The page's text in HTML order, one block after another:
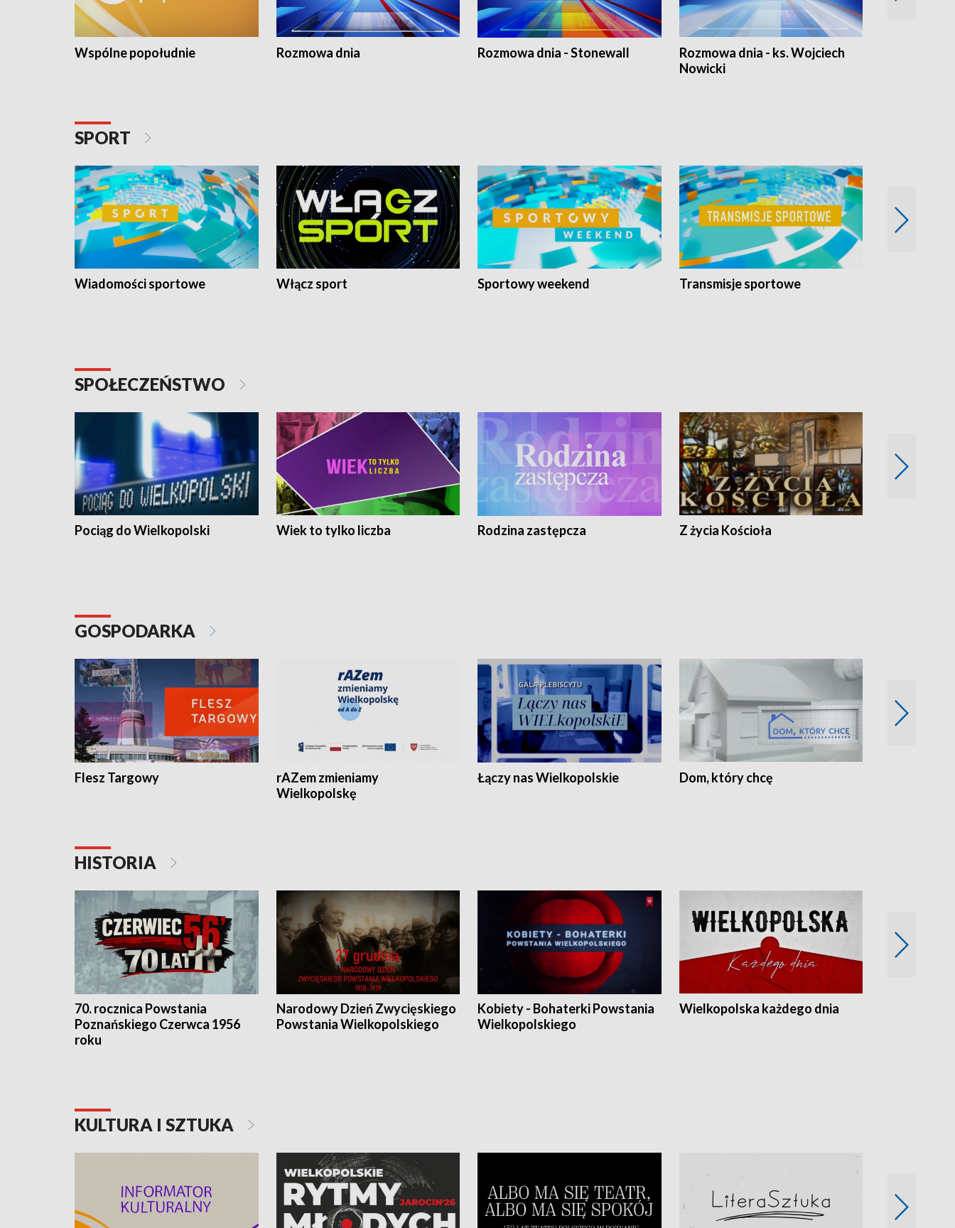
Wspólne popołudnie Rozmowa dnia Rozmowa dnia - Stonewall
Rozmowa dnia - ks. Wojciech
Nowicki
SPORT
Wiadomości sportowe Włącz sport Sportowy weekend Transmisje sportowe
SPOŁECZEŃSTWO
Pociąg do Wielkopolski Wiek to tylko liczba Rodzina zastępcza Z życia Kościoła
GOSPODARKA
Flesz Targowy
rAZem zmieniamy
Wielkopolskę
Łączy nas Wielkopolskie Dom, który chcę
HISTORIA
70. rocznica Powstania
Poznańskiego Czerwca 1956
roku
Narodowy Dzień Zwycięskiego
Powstania Wielkopolskiego
Kobiety - Bohaterki Powstania
Wielkopolskiego
Wielkopolska każdego dnia
KULTURA I SZTUKA